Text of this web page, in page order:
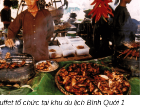
tổ chức tại khu du lịch Bình Quới 1